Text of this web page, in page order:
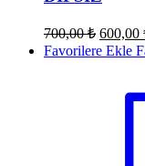
700,00₺ Orijinal
fiyat:
600,00
Favorilere Ekle